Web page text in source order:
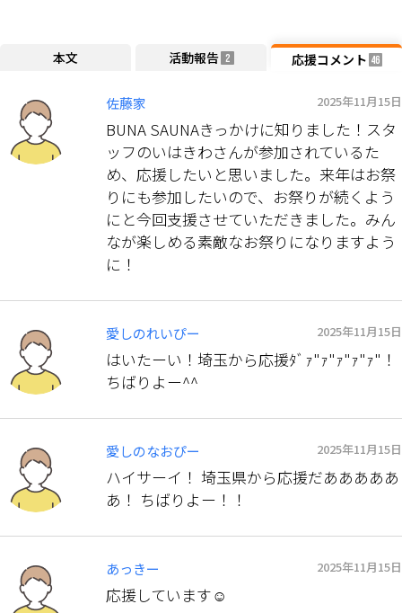
本文 活動報告 2 応援コメント 46
佐藤家 2025年11月15日
BUNA SAUNAきっかけに知りました！スタ
ッフのいはきわさんが参加されているた
め、応援したいと思いました。来年はお祭
りにも参加したいので、お祭りが続くよう
にと今回支援させていただきました。みん
なが楽しめる素敵なお祭りになりますよう
に！
愛しのれいぴー 2025年11月15日
はいたーい！埼玉から応援ﾀﾞｧ"ｧ"ｧ"ｧ"ｧ"！
ちばりよー^^
愛しのなおぴー 2025年11月15日
ハイサーイ！ 埼玉県から応援だあああああ
あ！ ちばりよー！！
あっきー 2025年11月15日
応援しています☺️